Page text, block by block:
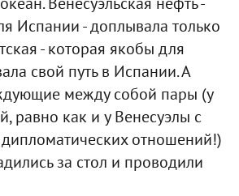
Испании - доплывала только
- которая якобы для
свой путь в Испании. А
между собой пары (у
равно как и у Венесуэлы с
отношений!)
за стол и проводили